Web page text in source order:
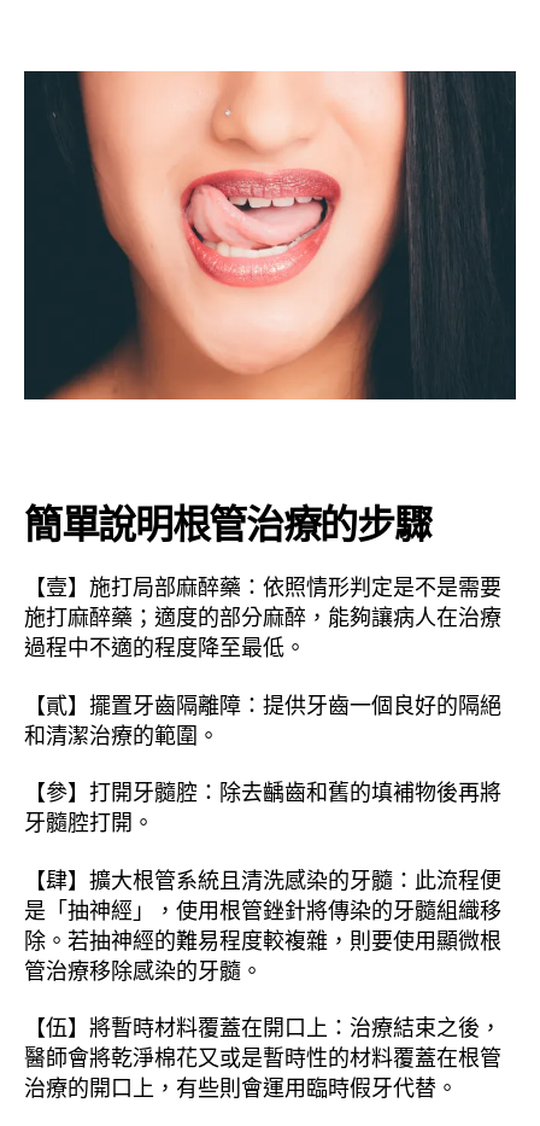
簡單說明根管治療的步驟
【壹】施打局部麻醉藥：依照情形判定是不是需要
施打麻醉藥；適度的部分麻醉，能夠讓病人在治療
過程中不適的程度降至最低。
【貳】擺置牙齒隔離障：提供牙齒一個良好的隔絕
和清潔治療的範圍。
【參】打開牙髓腔：除去齲齒和舊的填補物後再將
牙髓腔打開。
【肆】擴大根管系統且清洗感染的牙髓：此流程便
是「抽神經」，使用根管銼針將傳染的牙髓組織移
除。若抽神經的難易程度較複雜，則要使用顯微根
管治療移除感染的牙髓。
【伍】將暫時材料覆蓋在開口上：治療結束之後，
醫師會將乾淨棉花又或是暫時性的材料覆蓋在根管
治療的開口上，有些則會運用臨時假牙代替。